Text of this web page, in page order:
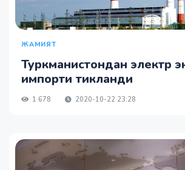
ЖАМИЯТ
Туркманистондан электр
импорти тикланди
1 678 2020-10-22 23:28